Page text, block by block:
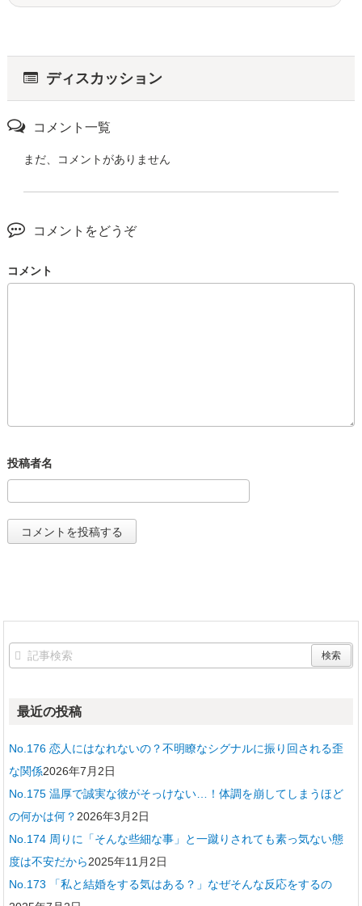
ディスカッション
コメント一覧
まだ、コメントがありません
コメントをどうぞ
コメント
最近の投稿
No.176 恋人にはなれないの？不明瞭なシグナルに振り回される歪
な関係2026年7月2日
No.175 温厚で誠実な彼がそっけない…！体調を崩してしまうほど
の何かは何？ 2026年3月2日
No.174 周りに「そんな些細な事」と一蹴りされても素っ気ない態
度は不安だから2025年11月2日
No.173 「私と結婚をする気はある？」なぜそんな反応をするの